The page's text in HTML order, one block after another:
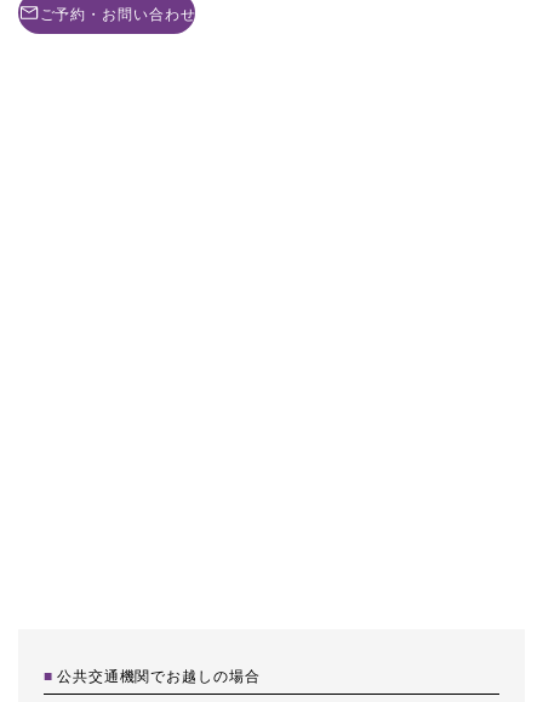
ご予約・お問い合わせ
公共交通機関でお越しの場合